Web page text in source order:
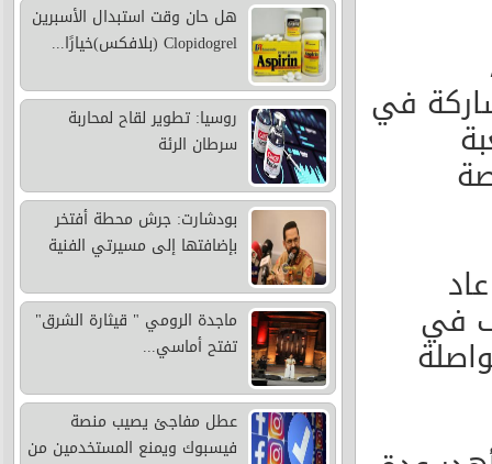
في
في
هل حان وقت استبدال الأسبرين
Clopidogrel (بلافكس)خيارًا...
روسيا: تطوير لقاح لمحاربة
سرطان الرئة
بودشارت: جرش محطة أفتخر
بإضافتها إلى مسيرتي الفنية
ماجدة الرومي " قيثارة الشرق"
تفتح أماسي...
عطل مفاجئ يصيب منصة
فيسبوك ويمنع المستخدمين من